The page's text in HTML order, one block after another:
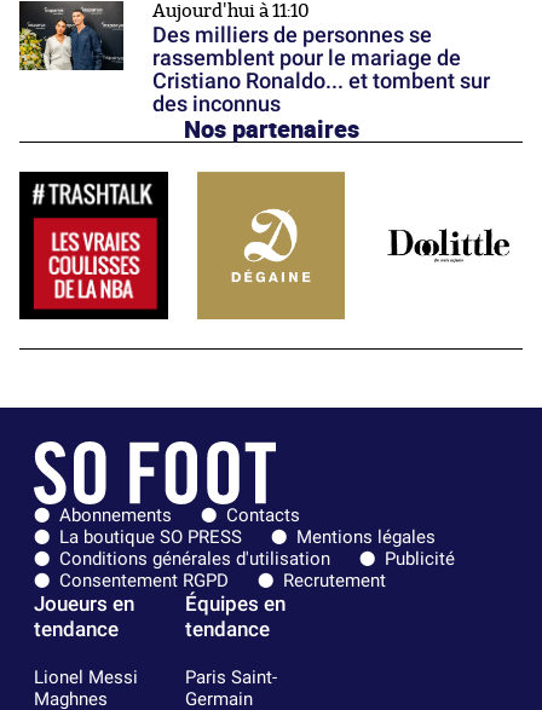
Aujourd'hui à 11:10
Des milliers de personnes se
rassemblent pour le mariage de
Cristiano Ronaldo... et tombent sur
des inconnus
Nos partenaires
Abonnements
Contacts
La boutique SO PRESS
Mentions légales
Conditions générales d'utilisation
Publicité
Consentement RGPD
Recrutement
Joueurs en
tendance
Lionel Messi
Maghnes
Équipes en
tendance
Paris Saint-
Germain